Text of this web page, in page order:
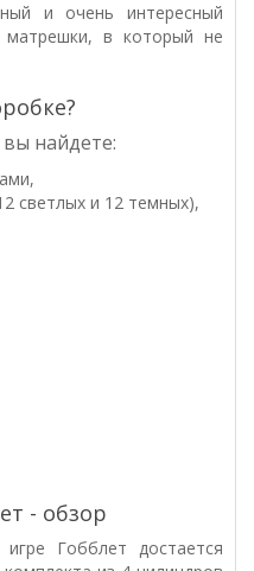
и очень интересный
матрешки, в который не
найдете:
светлых и 12 темных),
- обзор
Гобблет достается